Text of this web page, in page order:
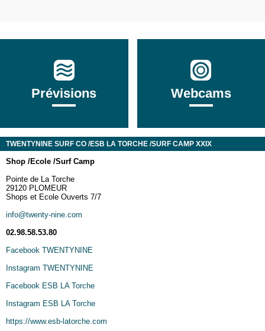
Prévisions Webcams
TWENTYNINE SURF CO /ESB LA TORCHE /SURF CAMP XXIX
Shop /Ecole /Surf Camp
Pointe de La Torche
29120 PLOMEUR
Shops et Ecole Ouverts 7/7
info@twenty-nine.com
02.98.58.53.80
Facebook TWENTYNINE
Instagram TWENTYNINE
Facebook ESB LA Torche
Instagram ESB LA Torche
https://www.esb-latorche.com